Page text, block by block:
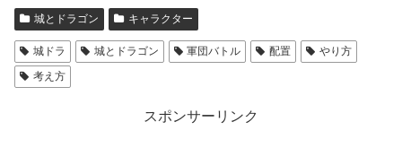
城とドラゴン キャラクター
城ドラ 城とドラゴン 軍団バトル 配置
やり方
考え方
スポンサーリンク